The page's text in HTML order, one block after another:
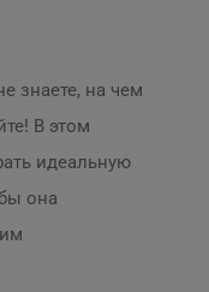
знаете, на чем
В этом
идеальную
она